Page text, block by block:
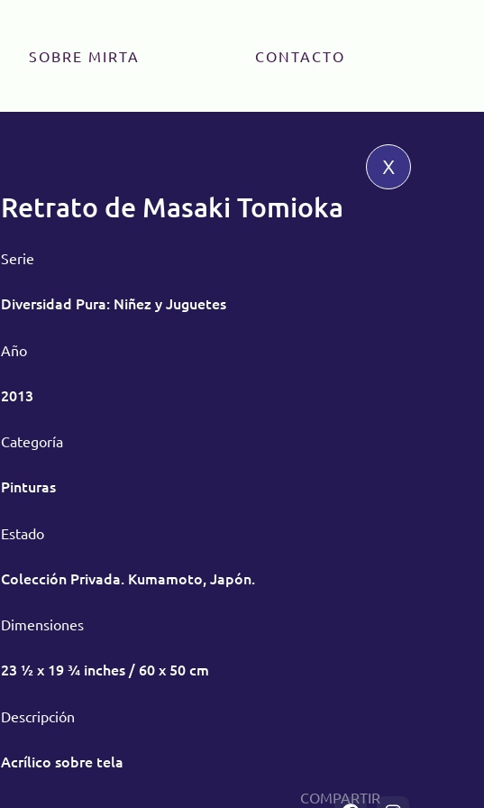
SOBRE MIRTA CONTACTO
x
Retrato de Masaki Tomioka
Serie
Diversidad Pura: Niñez y Juguetes
Año
2013
Categoría
Pinturas
Estado
Colección Privada. Kumamoto, Japón.
Dimensiones
23 ½ x 19 ¾ inches / 60 x 50 cm
Descripción
Acrílico sobre tela
COMPARTIR